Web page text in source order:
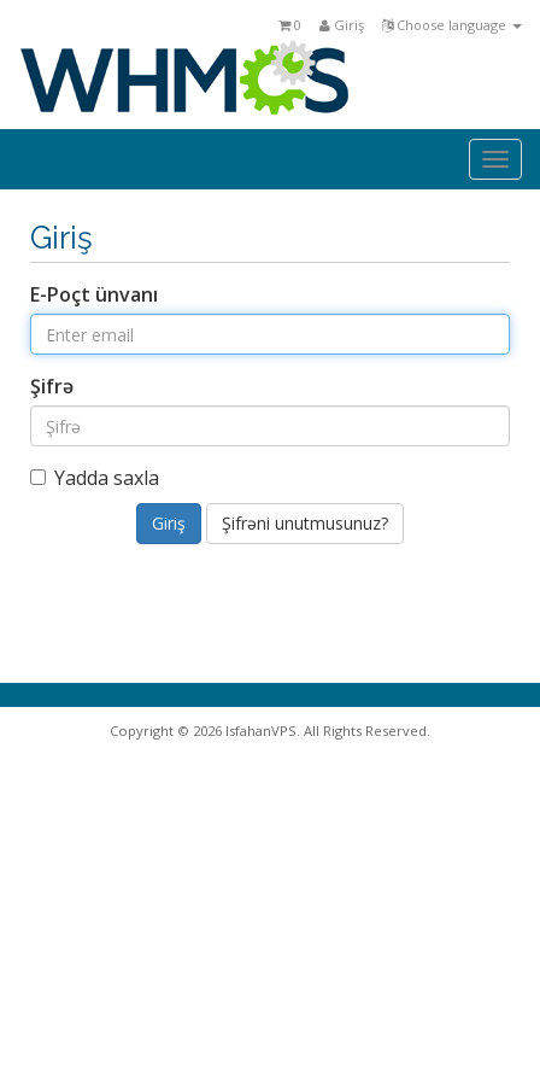
Choose language
Giriş
0
Giriş
E-Poçt ünvanı
Şifrə
Yadda saxla
Şifrəni unutmusunuz?
Copyright © 2026 IsfahanVPS. All Rights Reserved.